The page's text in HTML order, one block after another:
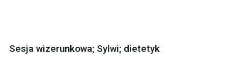
Sesja wizerunkowa; Sylwi; dietetyk